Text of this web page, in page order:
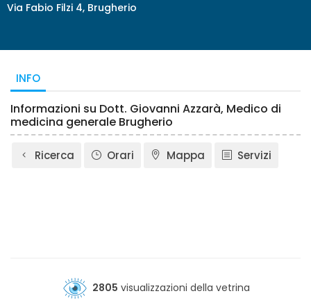
Via Fabio Filzi 4, Brugherio
INFO
Informazioni su Dott. Giovanni Azzarà, Medico di
medicina generale Brugherio
Ricerca Orari Mappa Servizi
2805 visualizzazioni della vetrina